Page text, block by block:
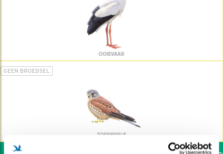
OOIEVAAR
GEEN BROEDSEL
TORENVALK